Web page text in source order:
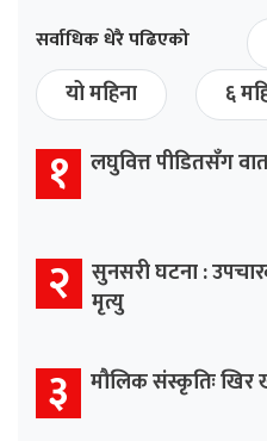
सर्वाधिक धेरै पढिएको
यो महिना
६
१ लघुवित्त पीडितसँग
२ सुनसरी घटना :
मृत्यु
३ मौलिक संस्कृतिः खिर